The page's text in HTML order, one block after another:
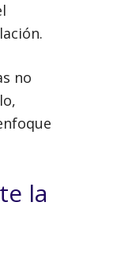
no
la